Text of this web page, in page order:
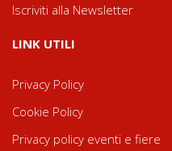
Iscriviti alla Newsletter
LINK UTILI
Privacy Policy
Cookie Policy
Privacy policy eventi e fiere